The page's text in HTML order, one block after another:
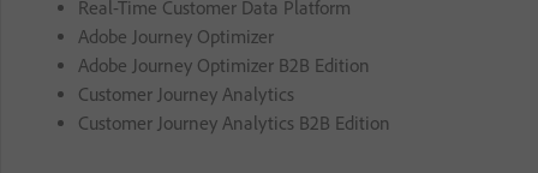
Real-Time Customer Data Platform
Adobe Journey Optimizer
Adobe Journey Optimizer B2B Edition
Customer Journey Analytics
Customer Journey Analytics B2B Edition